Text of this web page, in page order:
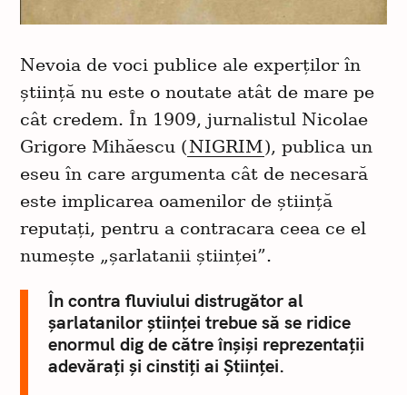
Nevoia de voci publice ale experților în
știință nu este o noutate atât de mare pe
cât credem. În 1909, jurnalistul Nicolae
Grigore Mihăescu (NIGRIM), publica un
eseu în care argumenta cât de necesară
este implicarea oamenilor de știință
reputați, pentru a contracara ceea ce el
numește „șarlatanii științei”.
În contra fluviului distrugător al
șarlatanilor științei trebue să se ridice
enormul dig de către înșiși reprezentații
adevărați și cinstiți ai Științei.